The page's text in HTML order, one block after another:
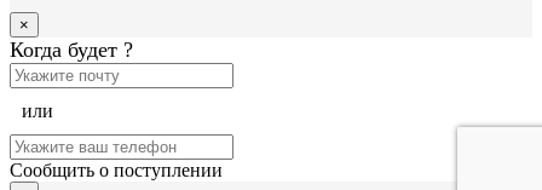
×
Когда будет ?
или
Сообщить о поступлении